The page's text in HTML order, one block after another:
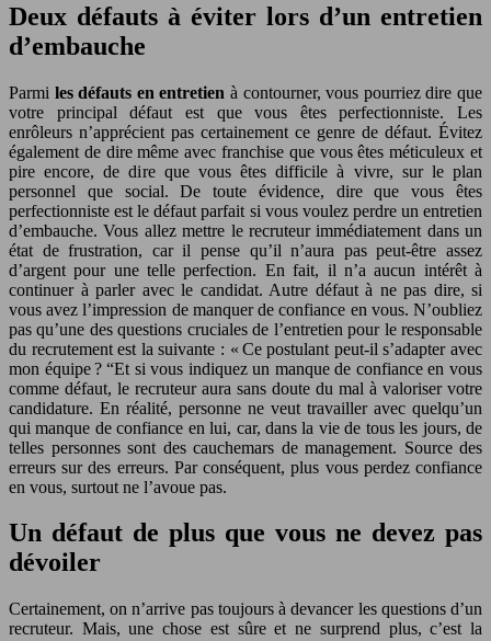
Deux défauts à éviter lors d’un entretien
d’embauche
Parmi les défauts en entretien à contourner, vous pourriez dire que
votre principal défaut est que vous êtes perfectionniste. Les
enrôleurs n’apprécient pas certainement ce genre de défaut. Évitez
également de dire même avec franchise que vous êtes méticuleux et
pire encore, de dire que vous êtes difficile à vivre, sur le plan
personnel que social. De toute évidence, dire que vous êtes
perfectionniste est le défaut parfait si vous voulez perdre un entretien
d’embauche. Vous allez mettre le recruteur immédiatement dans un
état de frustration, car il pense qu’il n’aura pas peut-être assez
d’argent pour une telle perfection. En fait, il n’a aucun intérêt à
continuer à parler avec le candidat. Autre défaut à ne pas dire, si
vous avez l’impression de manquer de confiance en vous. N’oubliez
pas qu’une des questions cruciales de l’entretien pour le responsable
du recrutement est la suivante : « Ce postulant peut-il s’adapter avec
mon équipe ? “Et si vous indiquez un manque de confiance en vous
comme défaut, le recruteur aura sans doute du mal à valoriser votre
candidature. En réalité, personne ne veut travailler avec quelqu’un
qui manque de confiance en lui, car, dans la vie de tous les jours, de
telles personnes sont des cauchemars de management. Source des
erreurs sur des erreurs. Par conséquent, plus vous perdez confiance
en vous, surtout ne l’avoue pas.
Un défaut de plus que vous ne devez pas
dévoiler
Certainement, on n’arrive pas toujours à devancer les questions d’un
recruteur. Mais, une chose est sûre et ne surprend plus, c’est la